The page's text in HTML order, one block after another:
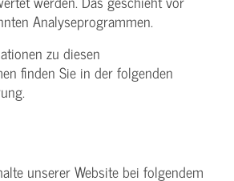
Analyseprogrammen.
zu diesen
finden Sie in der folgenden
unserer Website bei folgendem